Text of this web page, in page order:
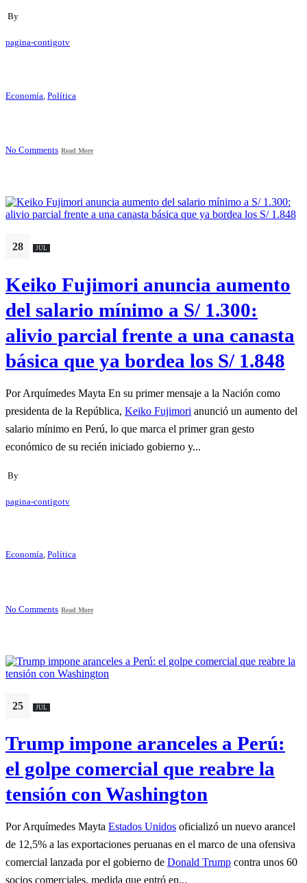
By
pagina-contigotv
Economía Política
No Comments Read More
28 JUL
Keiko Fujimori anuncia aumento
del salario mínimo a S/ 1.300:
alivio parcial frente a una canasta
básica que ya bordea los S/ 1.848
Por Arquímedes Mayta En su primer mensaje a la Nación como
presidenta de la República, Keiko Fujimori anunció un aumento del
salario mínimo en Perú, lo que marca el primer gran gesto
económico de su recién iniciado gobierno y...
By
pagina-contigotv
Economía, Política
No Comments Read More
25 JUL
Trump impone aranceles a Perú:
el golpe comercial que reabre la
tensión con Washington
Por Arquímedes Mayta Estados Unidos oficializó un nuevo arancel
de 12,5% a las exportaciones peruanas en el marco de una ofensiva
comercial lanzada por el gobierno de Donald Trump contra unos 60
socios comerciales, medida que entró en...